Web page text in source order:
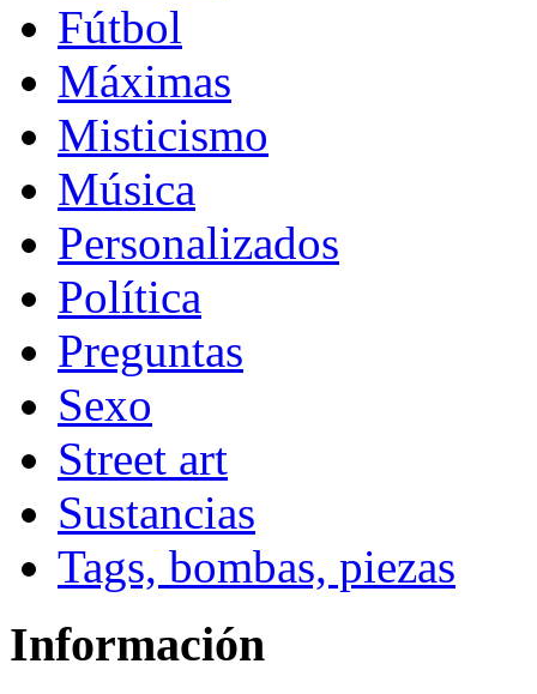
Fútbol
Máximas
Misticismo
Música
Personalizados
Política
Preguntas
Sexo
Street art
Sustancias
Tags, bombas, piezas
Información